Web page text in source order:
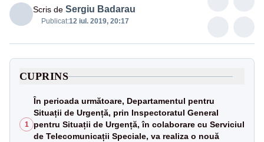
Scris de Sergiu Badarau
Publicat:12 iul. 2019, 20:17
CUPRINS
1
În perioada următoare, Departamentul pentru
Situații de Urgență, prin Inspectoratul General
pentru Situații de Urgență, în colaborare cu Serviciul
de Telecomunicații Speciale, va realiza o nouă